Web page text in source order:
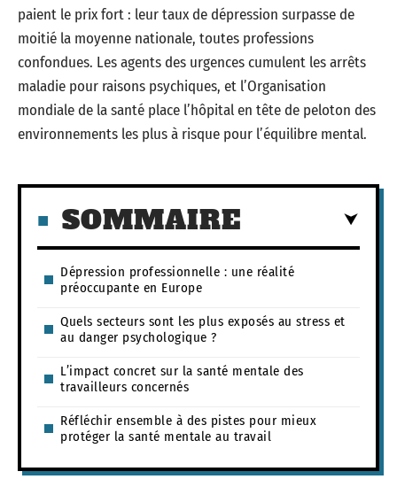
paient le prix fort : leur taux de dépression surpasse de
moitié la moyenne nationale, toutes professions
confondues. Les agents des urgences cumulent les arrêts
maladie pour raisons psychiques, et l’Organisation
mondiale de la santé place l’hôpital en tête de peloton des
environnements les plus à risque pour l’équilibre mental.
SOMMAIRE
Dépression professionnelle : une réalité
préoccupante en Europe
Quels secteurs sont les plus exposés au stress et
au danger psychologique ?
L’impact concret sur la santé mentale des
travailleurs concernés
Réfléchir ensemble à des pistes pour mieux
protéger la santé mentale au travail